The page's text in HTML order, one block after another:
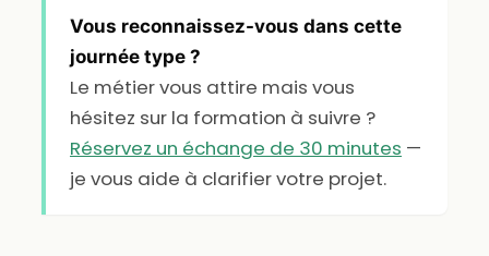
Vous reconnaissez-vous dans cette
journée type ?
Le métier vous attire mais vous
hésitez sur la formation à suivre ?
Réservez un échange de 30 minutes —
je vous aide à clarifier votre projet.